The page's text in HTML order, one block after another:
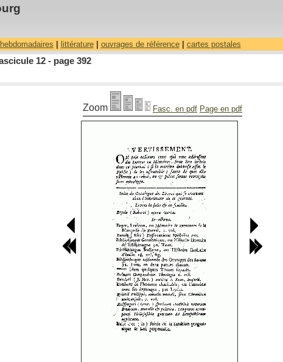
littérature| ouvrages de référence| cartes postales
12 - page 392
Zoom Fasc. en pdf Page en pdf